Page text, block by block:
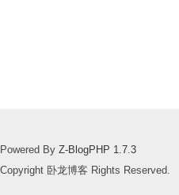
Powered By Z-BlogPHP 1.7.3
Copyright 卧龙博客 Rights Reserved.